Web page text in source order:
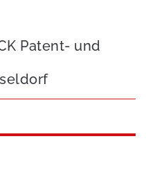
Patent- und